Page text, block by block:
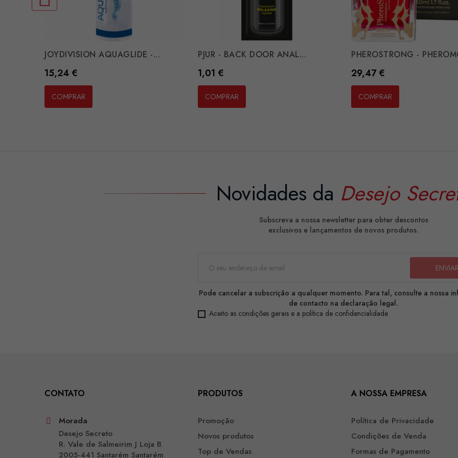
JOYDIVISION AQUAGLIDE -...
Preço
15,24 €
COMPRAR
PJUR - BACK DOOR ANAL...
Preço
1,01 €
COMPRAR
PHEROSTRONG -
Preço
29,47 €
COMPRAR
Novidades da Desejo
Subscreva a nossa newsletter para obter descontos
exclusivos e lançamentos de novos produtos.
Pode cancelar a subscrição a qualquer momento. Para tal, consulte a nossa
de contacto na declaração legal.
Aceito as condições gerais e a política de confidencialidade
CONTATO
Morada
Desejo Secreto
R. Vale de Salmeirim J Loja B
2005-441 Santarém Santarém
PRODUTOS
Promoção
Novos produtos
Top de Vendas
A NOSSA EMPRESA
Política de Privacidade
Condições de Venda
Formas de Pagamento